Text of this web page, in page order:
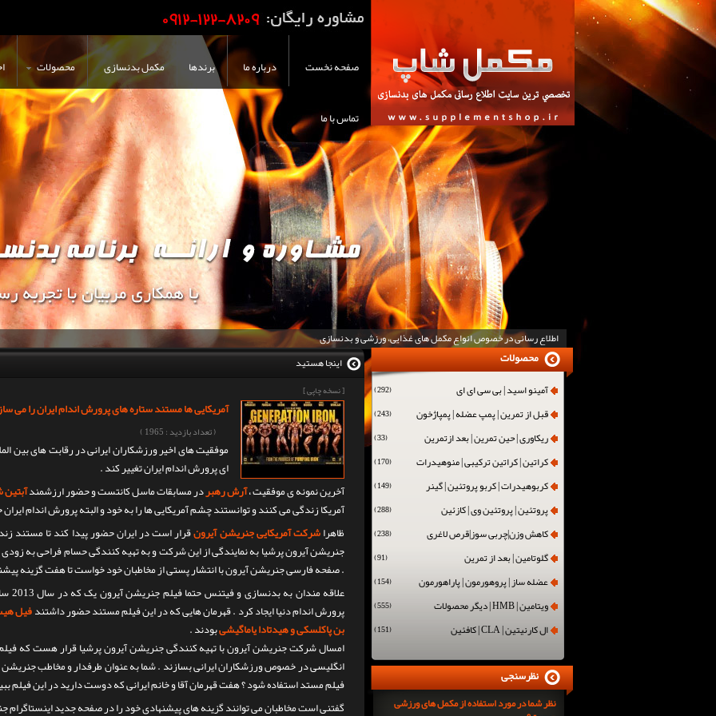
صفحه نخست درباره ما برندها مکمل بدنسازی محصولات
تماس با ما
اطلاع رسانی در خصوص انواع مکمل های غذایی، ورزشی و بدنسازی
اینجا هستید
[ نسخه چاپی ]
آمریکایی‌ ها مستند ستاره‌ های پرورش‌ اندام ایران را می‌
( تعداد بازدید : 1965 )
موفقیت‌ های اخیر ورزشکاران ایرانی در رقابت‌ های بین‌
ای پرورش‌ اندام ایران تغییر کند .
آخرین نمونه ی موفقیت ،آرش رهبردر مسابقات ماسل کانتست و حضور ارزشمند
آمریکا زندگی می‌ کنند و توانستند چشم آمریکایی ها را به خود و البته پرورش‌ اندام
ظاهراشرکت آمریکایی جنریشن آیرونقرار است در ایران حضور پیدا کند تا مستند
جنریشن آیرون پرشیا به نمایندگی از این شرکت و به تهیه کنندگی حسام فراحی به
. صفحه فارسی جنریشن آیرون با انتشار پستی از مخاطبان خود خواست تا هفت گزینه
پرورش اندام دنیا ایجاد کرد . قهرمان هایی که در این فیلم مستند حضور داشتندفیل
بن پاکلسکی و هیدتادا یاماگیشیبودند .
امسال شرکت جنریشن آیرون با تهیه کنندگی جنریشن آیرون پرشیا قرار هست که
انگلیسی در خصوص ورزشکاران ایرانی بسازند . شما به عنوان طرفدار و‌ مخاطب جنریشن
فیلم مستد استفاده شود ؟ هفت قهرمان آقا و خانم ایرانی که دوست دارید در این فیلم
گفتنی است مخاطبان می‌ توانند گزینه های پیشنهادی خود را در صفحه جدید اینستاگرام
آمینو اسید | بی سی ای ای (292)
قبل از تمرین | پمپ عضله | پمپاژخون (243)
ریکاوری | حین تمرین | بعد ازتمرین (33)
کراتین | کراتین ترکیبی | منوهیدرات (170)
کربوهیدرات | کربو پروتئین | گینر (149)
پروتئین | پروتئین وی | کازئین (288)
کاهش وزن|چربی سوز|قرص لاغری (238)
گلوتامین | بعد از تمرین (91)
عضله ساز | پروهورمون | پاراهورمون (154)
ویتامین | HMB | دیگر محصولات (555)
ال کارنیتین | CLA | کافئین (151)
محصولات
نظر شما در مورد استفاده از مکمل های ورزشی
نظرسنجی